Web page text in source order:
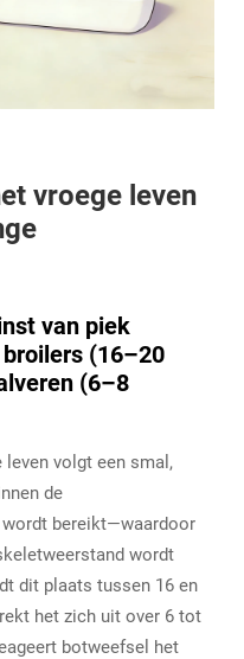
vroege leven
van piek
(16–20
(6–8
volgt een smal,
de
bereikt—waardoor
wordt
dit plaats tussen 16 en
het zich uit over 6 tot
botweefsel het